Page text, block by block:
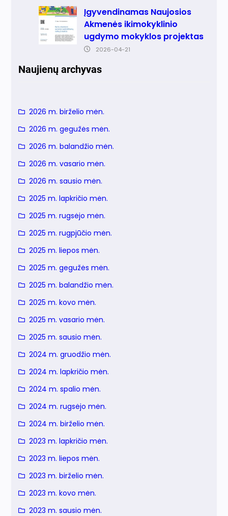
Įgyvendinamas Naujosios
Akmenės ikimokyklinio
ugdymo mokyklos projektas
2026-04-21
Naujienų archyvas
2026 m. birželio mėn.
2026 m. gegužės mėn.
2026 m. balandžio mėn.
2026 m. vasario mėn.
2026 m. sausio mėn.
2025 m. lapkričio mėn.
2025 m. rugsėjo mėn.
2025 m. rugpjūčio mėn.
2025 m. liepos mėn.
2025 m. gegužės mėn.
2025 m. balandžio mėn.
2025 m. kovo mėn.
2025 m. vasario mėn.
2025 m. sausio mėn.
2024 m. gruodžio mėn.
2024 m. lapkričio mėn.
2024 m. spalio mėn.
2024 m. rugsėjo mėn.
2024 m. birželio mėn.
2023 m. lapkričio mėn.
2023 m. liepos mėn.
2023 m. birželio mėn.
2023 m. kovo mėn.
2023 m. sausio mėn.